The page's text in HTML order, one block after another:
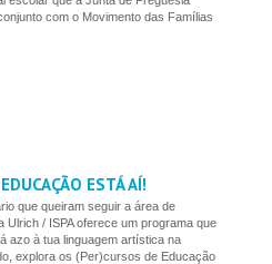
com o Movimento das Famílias
ESTÁ AÍ!
que queiram seguir a área de
Ulrich / ISPA oferece um programa que
azo à tua linguagem artística na
explora os (Per)cursos de Educação